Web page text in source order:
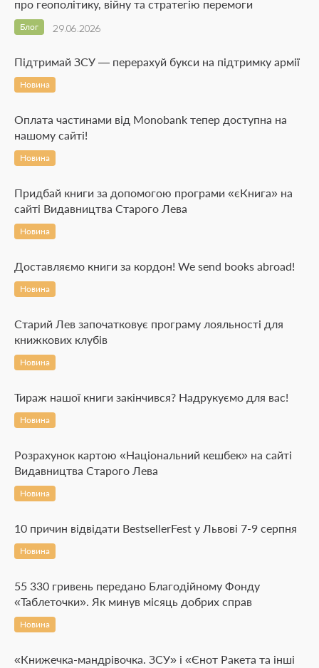
про геополітику, війну та стратегію перемоги
29.06.2026
Блог
Підтримай ЗСУ — перерахуй букси на підтримку армії
Новина
Оплата частинами від Monobank тепер доступна на
нашому сайті!
Новина
Придбай книги за допомогою програми «єКнига» на
сайті Видавництва Старого Лева
Новина
Доставляємо книги за кордон! We send books abroad!
Новина
Старий Лев започатковує програму лояльності для
книжкових клубів
Новина
Тираж нашої книги закінчився? Надрукуємо для вас!
Новина
Розрахунок картою «Національний кешбек» на сайті
Видавництва Старого Лева
Новина
10 причин відвідати BestsellerFest у Львові 7-9 серпня
Новина
55 330 гривень передано Благодійному Фонду
«Таблеточки». Як минув місяць добрих справ
Новина
«Книжечка-мандрівочка. ЗСУ» і «Єнот Ракета та інші